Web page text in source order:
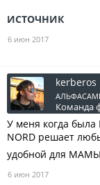
ИСТОЧНИК
6 июн 2017
kerberos
Команда
У меня когда
NORD решает
удобной для МАМЫ
6 июн 2017